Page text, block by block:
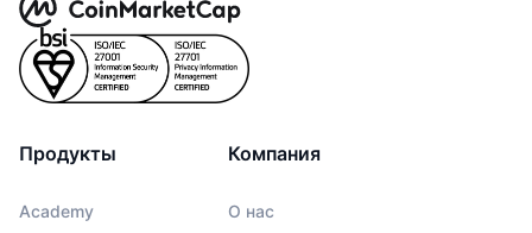
Продукты
Academy
Компания
О нас